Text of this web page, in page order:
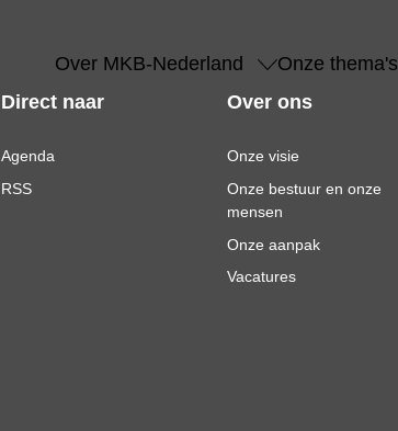
Over MKB-Nederland Onze thema's
Direct naar
Agenda
RSS
Over ons
Onze visie
Onze bestuur en onze
mensen
Onze aanpak
Vacatures